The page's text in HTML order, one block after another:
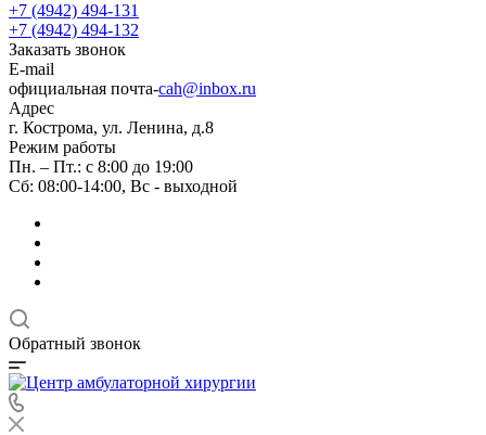
+7 (4942) 494-131
+7 (4942) 494-132
Заказать звонок
E-mail
официальная почта-cah@inbox.ru
Адрес
г. Кострома, ул. Ленина, д.8
Режим работы
Пн. – Пт.: с 8:00 до 19:00
Сб: 08:00-14:00, Вс - выходной
Обратный звонок